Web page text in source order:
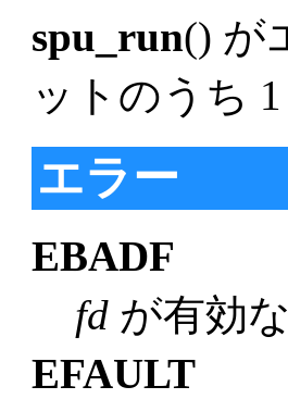
spu_run() が
ットのうち
エラー
EBADF
fd が有効
EFAULT